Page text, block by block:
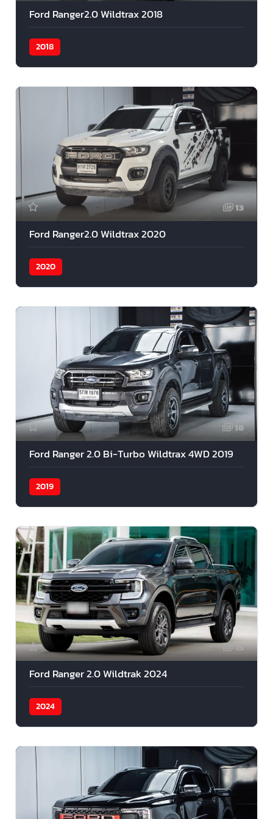
Ford Ranger2.0 Wildtrax 2018
2018
13
Ford Ranger2.0 Wildtrax 2020
2020
18
Ford Ranger 2.0 Bi-Turbo Wildtrax 4WD 2019
2019
15
Ford Ranger 2.0 Wildtrak 2024
2024